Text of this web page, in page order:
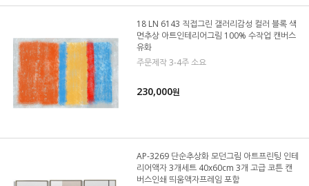
18 LN 6143 직접그린 갤러리감성 컬러 블록 색
면추상 아트인테리어그림 100% 수작업 캔버스
유화
주문제작 3-4주 소요
230,000원
AP-3269 단순추상화 모던그림 아트프린팅 인테
리어액자 3개세트 40x60cm 3개 고급 코튼 캔
버스인쇄 띄움액자프레임 포함